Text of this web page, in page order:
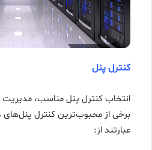
کنترل پنل
انتخاب کنترل پنل مناسب،
برخی از محبوب‌ترین کنترل
عبارتند از: